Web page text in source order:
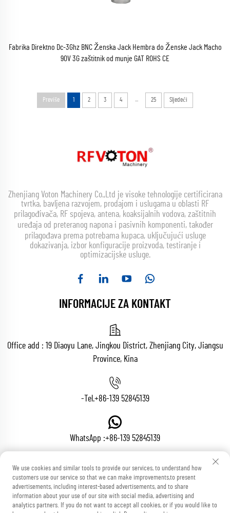
Fabrika Direktno Dc-3Ghz BNC Ženska Jack Hembra do Ženske Jack Macho
90V 3G zaštitnik od munje GAT ROHS CE
Previše 1 2 3 4 ... 25 Sljedeći
Zhenjiang Voton Machinery Co.,Ltd je visoke tehnologije certificirana
tvrtka, bavljena razvojem, prodajom i uslugama u oblasti RF
prilagođivača, RF spojeva, antena, koaksijalnih vodova, zaštitnih
uređaja od preteranog napona i pasivnih komponenti, također
prilagođava prema potrebama kupaca, uključujući usluge
dokazivanja, izbor konfiguracije proizvoda, testiranje i
optimizacijske usluge.
INFORMACIJE ZA KONTAKT
Office add : 19 Diaoyu Lane, Jingkou District, Zhenjiang City, Jiangsu
Province, Kina
-Tel.+86-139 52845139
WhatsApp :+86-139 52845139
E-mail:[email protected]
We use cookies and similar tools to provide our services, to understand how
customers use our service so that we can make improvements,to present
advertisements, including interest-based advertisements, and to share
information about your use of our site with social media, advertising and
analytics partners. If you do not want to accept all cookies, or if you would like to